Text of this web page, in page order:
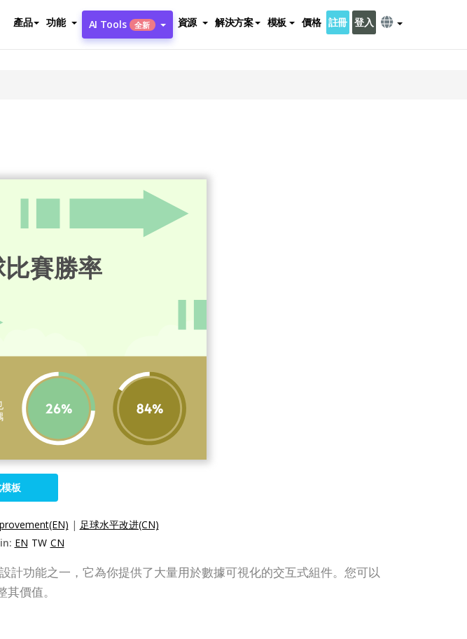
產品 功能 AI Tools 全新 資源 解決方案 模板 價格 註冊 登入
板
| 足球水平改进(CN)
EN TW CN
功能之一，它為你提供了大量用於數據可視化的交互式組件。您可以
價值。